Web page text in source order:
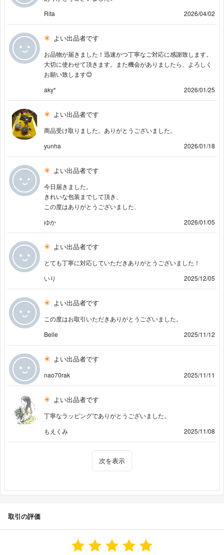
Rita
2026/04/02
よい出品者です
お品物が届きました！迅速かつ丁寧なご対応に感謝致します。
大切に使わせて頂きます。また機会がありましたら、よろしく
お願い致します😊
aky*
2026/01/25
よい出品者です
商品受け取りました。ありがとうございました。
yunha
2026/01/18
よい出品者です
今日届きました。
きれいな包装までして頂き、
この度はありがとうございました、
ゆか
2026/01/05
よい出品者です
とても丁寧に対応していただきありがとうございました！
いり
2025/12/05
よい出品者です
この度はお取引いただきありがとうございました。
Belle
2025/11/12
よい出品者です
nao70rak 2025/11/11
よい出品者です
丁寧なラッピングでありがとうございました。
もえくみ
2025/11/08
次を表示
取引の評価